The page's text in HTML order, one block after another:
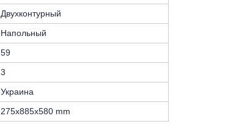
Двухконтурный
Напольный
59
3
Украина
275x885x580 mm